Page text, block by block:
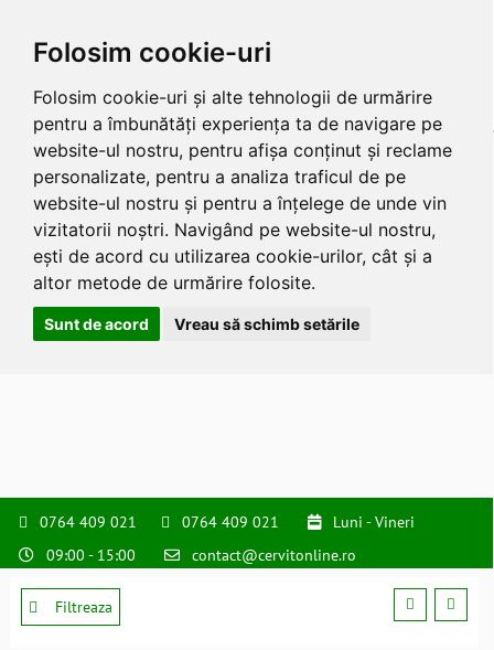
Folosim cookie-uri
Folosim cookie-uri și alte tehnologii de urmărire
pentru a îmbunătăți experiența ta de navigare pe
website-ul nostru, pentru afișa conținut și reclame
personalizate, pentru a analiza traficul de pe
website-ul nostru și pentru a înțelege de unde vin
vizitatorii noștri. Navigând pe website-ul nostru,
ești de acord cu utilizarea cookie-urilor, cât și a
altor metode de urmărire folosite.
Sunt de acord Vreau să schimb setările
0764 409 021 0764 409 021
Luni - Vineri
09:00 - 15:00
contact@cervitonline.ro
Filtreaza